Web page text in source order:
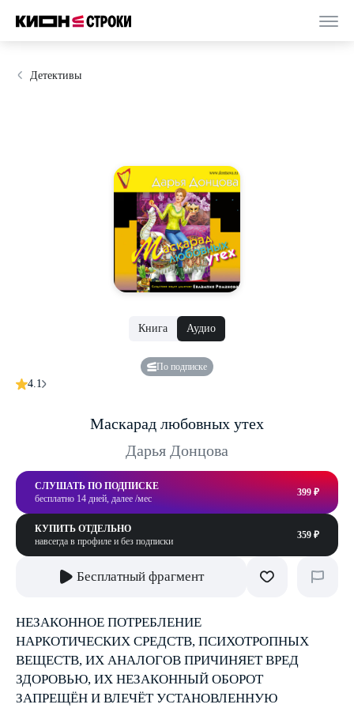
Детективы
Книга Аудио
По подписке
4.1
Маскарад любовных утех
Дарья Донцова
СЛУШАТЬ ПО ПОДПИСКЕ
бесплатно 14 дней, далее /мес
399 ₽
КУПИТЬ ОТДЕЛЬНО
навсегда в профиле и без подписки
359 ₽
Бесплатный фрагмент
НЕЗАКОННОЕ ПОТРЕБЛЕНИЕ
НАРКОТИЧЕСКИХ СРЕДСТВ, ПСИХОТРОПНЫХ
ВЕЩЕСТВ, ИХ АНАЛОГОВ ПРИЧИНЯЕТ ВРЕД
ЗДОРОВЬЮ, ИХ НЕЗАКОННЫЙ ОБОРОТ
ЗАПРЕЩЁН И ВЛЕЧЁТ УСТАНОВЛЕННУЮ